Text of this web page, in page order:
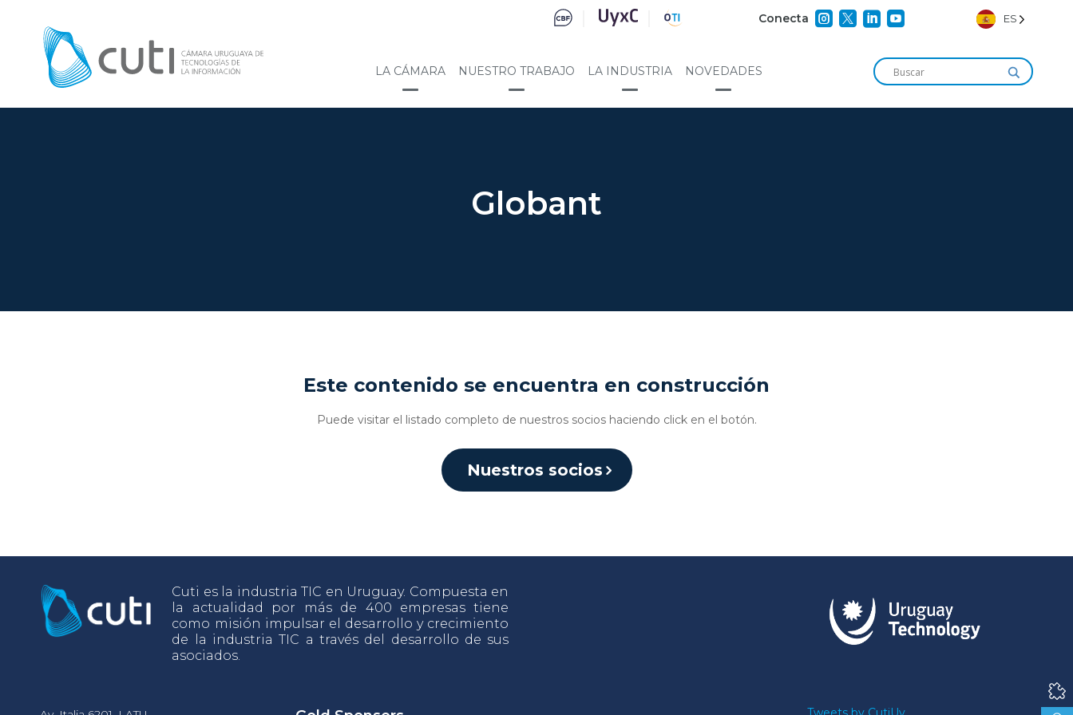
Conecta     ES
LA CÁMARA NUESTRO TRABAJO LA INDUSTRIA NOVEDADES
Globant
Este contenido se encuentra en construcción
Puede visitar el listado completo de nuestros socios haciendo click en el botón.
Nuestros socios
Cuti es la industria TIC en Uruguay. Compuesta en
la actualidad por más de 400 empresas tiene
como misión impulsar el desarrollo y crecimiento
de la industria TIC a través del desarrollo de sus
asociados.